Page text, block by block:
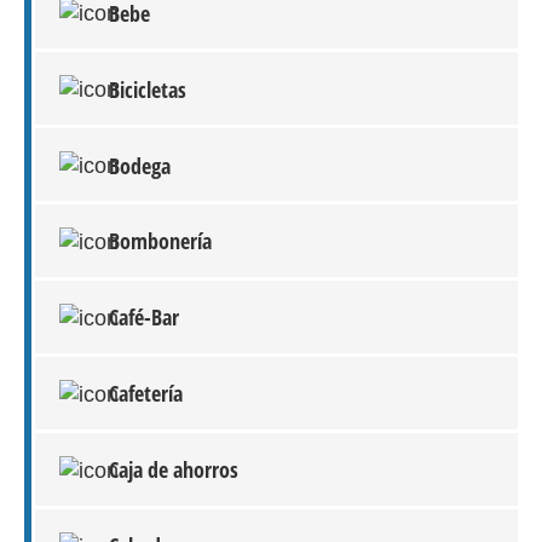
Bebe
Bicicletas
Bodega
Bombonería
Café-Bar
Cafetería
Caja de ahorros